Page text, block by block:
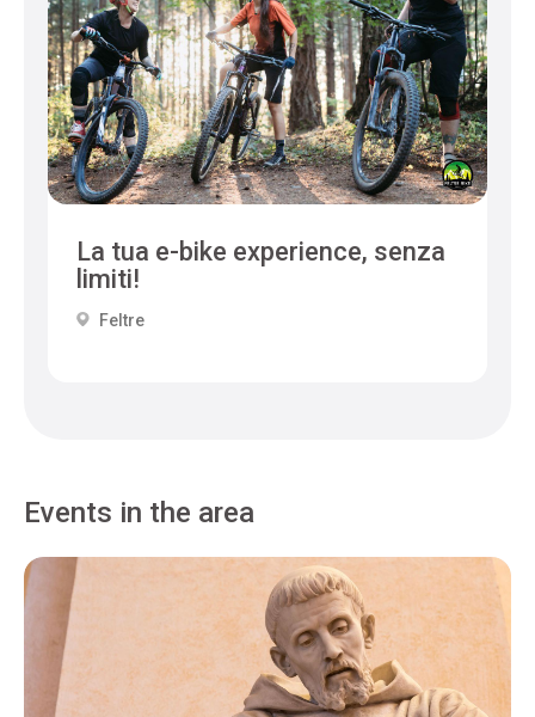
La tua e-bike experience, senza
limiti!
Feltre
Events in the area